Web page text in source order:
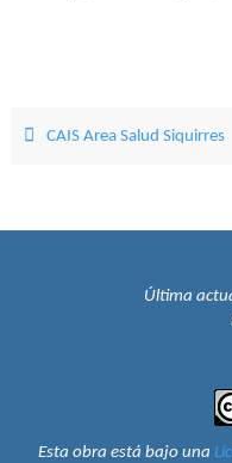
CAIS Area Salud Siquirres
Última
Esta obra está bajo una